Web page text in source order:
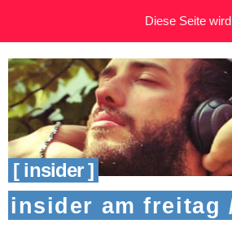
[ insider ]
insider am freitag
Diese Seite